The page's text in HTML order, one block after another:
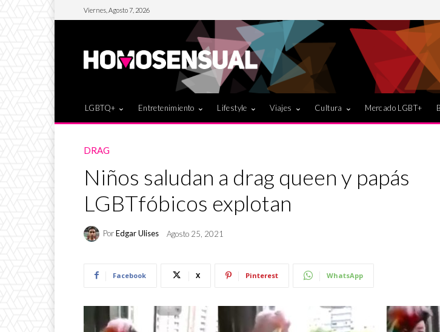
Viernes, Agosto 7, 2026
LGBTQ+ Entretenimiento Lifestyle Viajes Cultura Mercado LGBT+
DRAG
Niños saludan a drag queen y papás
LGBTfóbicos explotan
PorEdgar Ulises Agosto 25, 2021
Facebook X Pinterest WhatsApp